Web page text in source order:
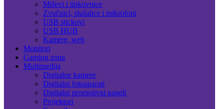
Miševi i tipkovnice
Zvučnici, slušalice i mikrofoni
USB stickovi
USB HUB
Kamere, web
Monitori
Gaming zona
Multimedija
Digitalne kamere
Digitalni fotoaparati
Digitalni promotivni paneli
Projektori